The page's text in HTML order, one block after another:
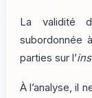
La validité
subordonnée
parties sur l’
À l’analyse, il